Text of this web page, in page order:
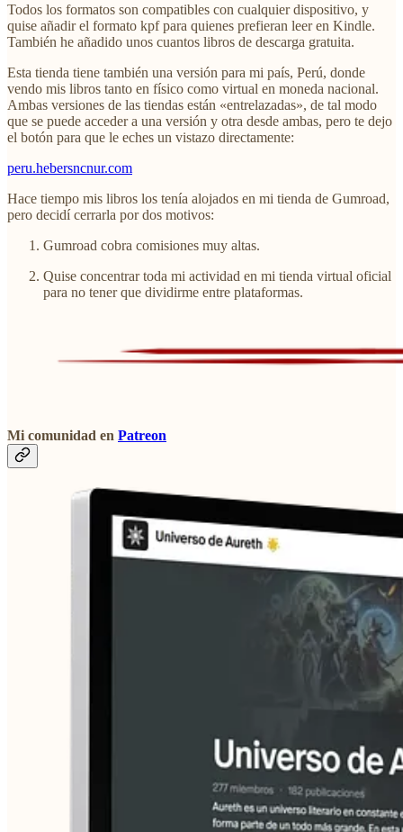
Todos los formatos son compatibles con cualquier dispositivo, y
quise añadir el formato kpf para quienes prefieran leer en Kindle.
También he añadido unos cuantos libros de descarga gratuita.
Esta tienda tiene también una versión para mi país, Perú, donde
vendo mis libros tanto en físico como virtual en moneda nacional.
Ambas versiones de las tiendas están «entrelazadas», de tal modo
que se puede acceder a una versión y otra desde ambas, pero te dejo
el botón para que le eches un vistazo directamente:
peru.hebersncnur.com
Hace tiempo mis libros los tenía alojados en mi tienda de Gumroad,
pero decidí cerrarla por dos motivos:
Gumroad cobra comisiones muy altas.
Quise concentrar toda mi actividad en mi tienda virtual oficial
para no tener que dividirme entre plataformas.
Mi comunidad en Patreon